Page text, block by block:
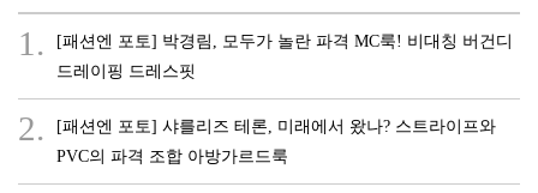
1.
[패션엔 포토] 박경림, 모두가 놀란 파격 MC룩! 비대칭 버건디
드레이핑 드레스핏
2.
[패션엔 포토] 샤를리즈 테론, 미래에서 왔나? 스트라이프와
PVC의 파격 조합 아방가르드룩